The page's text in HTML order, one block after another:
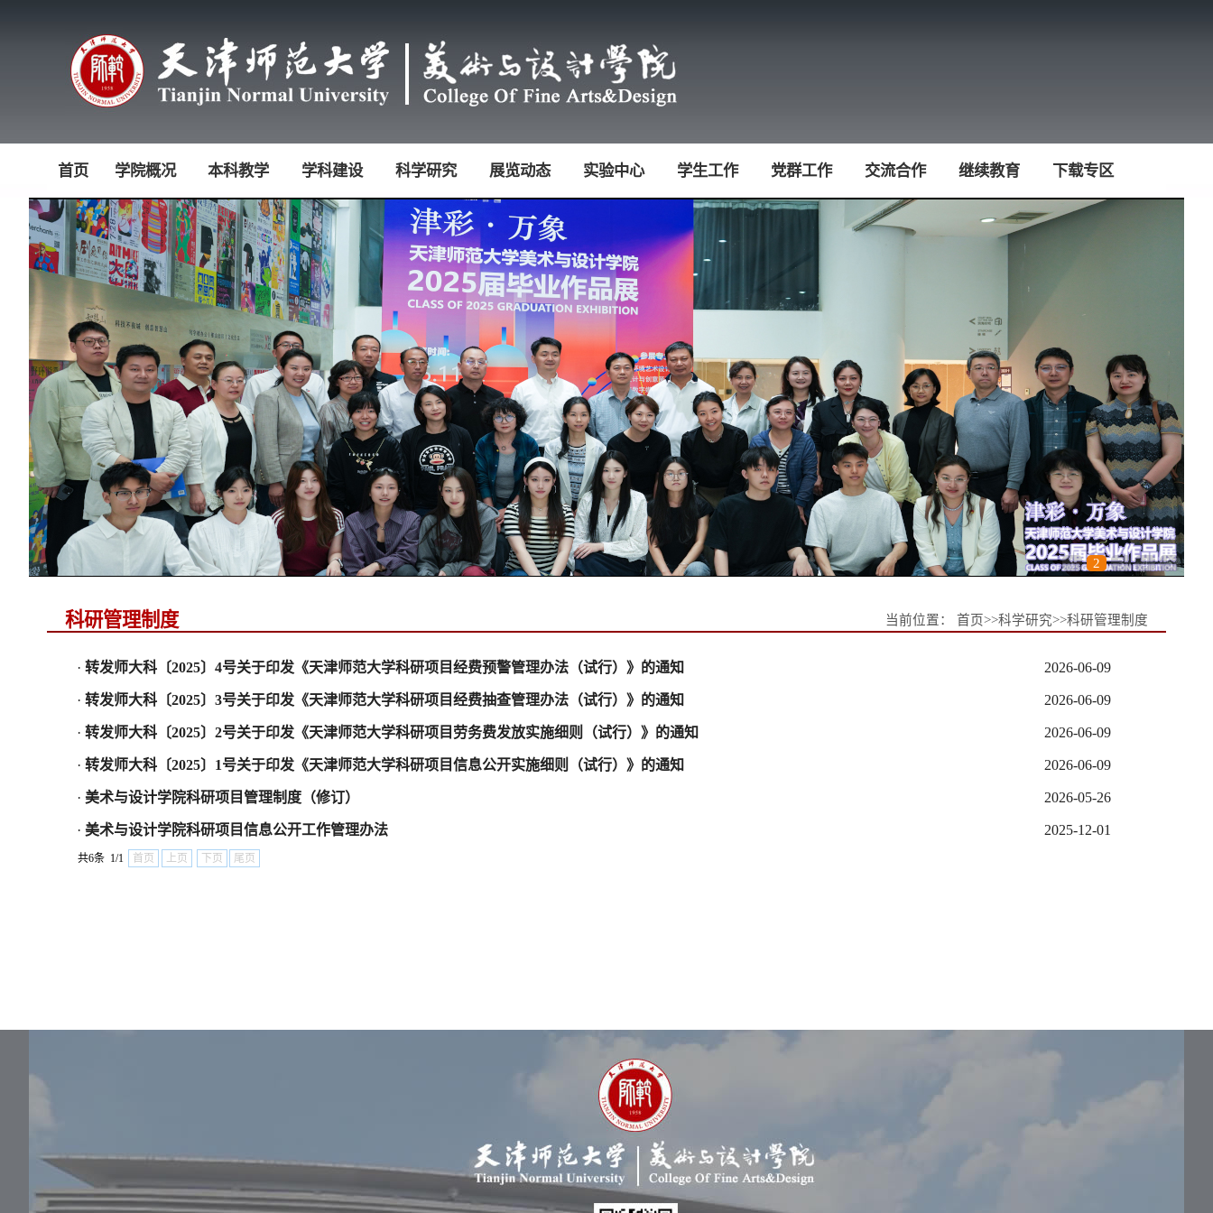
首页 学院概况 本科教学 学科建设 科学研究 展览动态 实验中心 学生工作 党群工作 交流合作 继续教育 下载专区
1 2 3 4 5
当前位置： 首页>>科学研究>>科研管理制度
科研管理制度
· 转发师大科〔2025〕4号关于印发《天津师范大学科研项目经费预警管理办法（试行）》的通知 2026-06-09
· 转发师大科〔2025〕3号关于印发《天津师范大学科研项目经费抽查管理办法（试行）》的通知 2026-06-09
· 转发师大科〔2025〕2号关于印发《天津师范大学科研项目劳务费发放实施细则（试行）》的通知 2026-06-09
· 转发师大科〔2025〕1号关于印发《天津师范大学科研项目信息公开实施细则（试行）》的通知 2026-06-09
· 美术与设计学院科研项目管理制度（修订） 2026-05-26
· 美术与设计学院科研项目信息公开工作管理办法 2025-12-01
共6条 1/1 首页 上页 下页 尾页